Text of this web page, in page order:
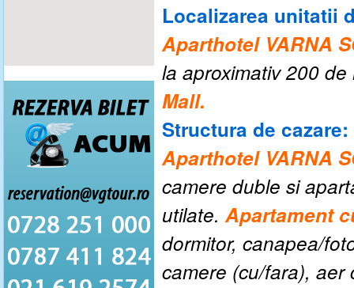
Localizarea unitatii
Aparthotel VARNA
la aproximativ 200
Mall.
Structura de cazare:
Aparthotel VARNA
camere duble si
utilate.Apartament
dormitor, canapea/
camere (cu/fara), aer